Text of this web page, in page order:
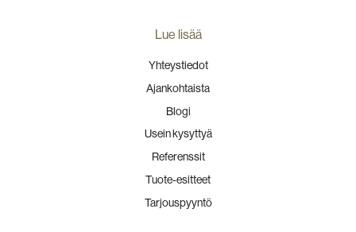
Lue lisää
Yhteystiedot
Ajankohtaista
Blogi
Usein kysyttyä
Referenssit
Tuote-esitteet
Tarjouspyyntö